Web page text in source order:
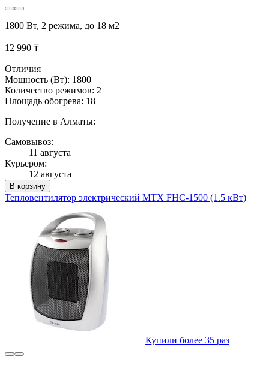
1800 Вт, 2 режима, до 18 м2
12 990 ₸
Отличия
Мощность (Вт): 1800
Количество режимов: 2
Площадь обогрева: 18
Получение в Алматы:
Самовывоз:
11 августа
Курьером:
12 августа
В корзину
Тепловентилятор электрический MTX FHC-1500 (1.5 кВт)
Купили более 35 раз